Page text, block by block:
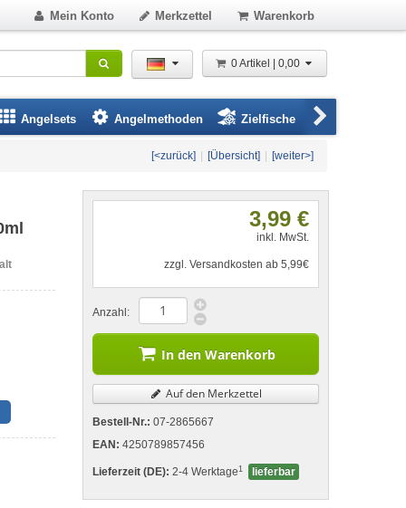
Mein Konto Merkzettel Warenkorb
0 Artikel | 0,00
Angelsets Angelmethoden Zielfische
[<zurück] [Übersicht] [weiter>]
3,99 €
inkl. MwSt.
zzgl. Versandkosten ab 5,99€
Anzahl:
In den Warenkorb
Auf den Merkzettel
Bestell-Nr.: 07-2865667
EAN: 4250789857456
Lieferzeit (DE): 2-4 Werktage 1 lieferbar